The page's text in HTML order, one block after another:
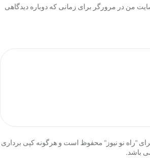
من در مرورگر برای زمانی که دوباره دیدگاهی
"راه نو نیوز" محفوظ است و هرگونه کپی برداری
باشد.